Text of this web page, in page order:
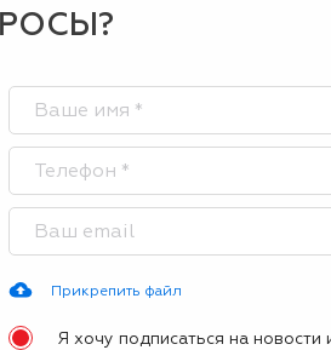
Прикрепить файл
Я хочу подписаться на новости